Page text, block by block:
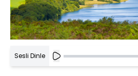
Sesli Dinle